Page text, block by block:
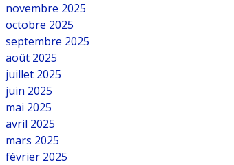
novembre 2025
octobre 2025
septembre 2025
août 2025
juillet 2025
juin 2025
mai 2025
avril 2025
mars 2025
février 2025